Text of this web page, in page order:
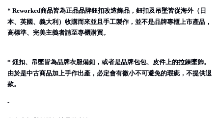
* Reworked商品皆為正品品牌鈕扣改造飾品，鈕扣及吊墜皆從海外（日
本、英國、義大利）收購而來並且手工製作，並不是品牌專櫃上市產品，
高標準、完美主義者請至專櫃購買。
* 鈕扣、吊墜皆為品牌衣服備釦，或者是品牌包包、皮件上的拉鍊墜飾。
由於是中古商品加上手作出產，必定會有微小不可避免的瑕疵，不提供退
款。
-